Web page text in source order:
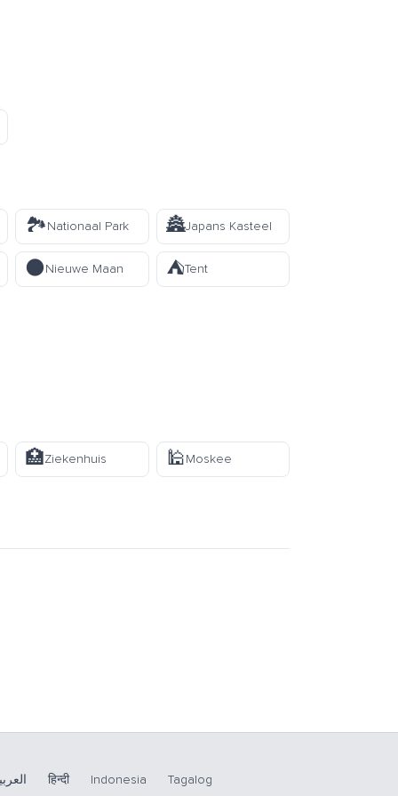
🏞️Nationaal Park 🏯Japans Kasteel
🌑Nieuwe Maan ⛺Tent
🏥Ziekenhuis 🕌Moskee
हिन्दी Indonesia Tagalog